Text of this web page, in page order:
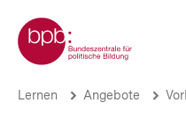
zum
Seiteninhalt
springen
Zur Startseite der bpb
Ergänzungsübungen
Brotkrümelnavigation
Lernen Angebote